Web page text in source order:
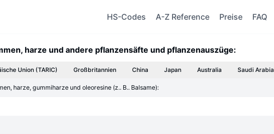
HS-Codes A-Z Reference Preise FAQ
harze und andere pflanzensäfte und pflanzenauszüge:
Union (TARIC) Großbritannien China Japan Australia Saudi Arabia
harze, gummiharze und oleoresine (z.. B.. Balsame):